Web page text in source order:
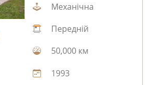
Механічна
Передній
50,000 км
1993